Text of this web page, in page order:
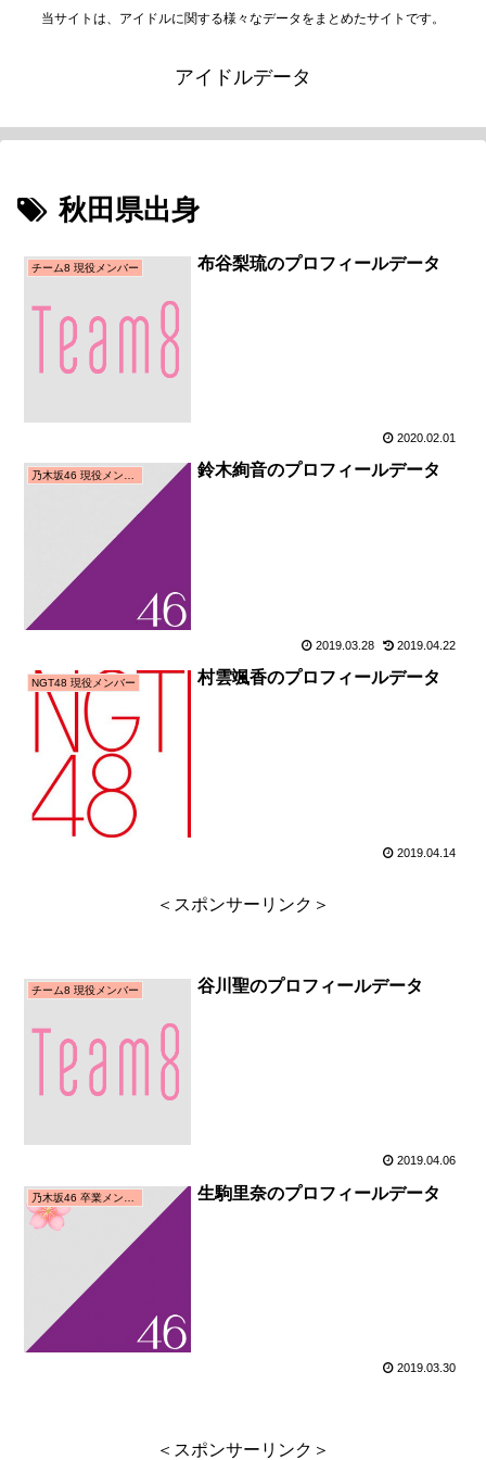
当サイトは、アイドルに関する様々なデータをまとめたサイトです。
アイドルデータ
秋田県出身
チーム8 現役メンバー 布谷梨琉のプロフィールデータ
2020.02.01
鈴木絢音のプロフィールデータ
2019.03.28 2019.04.22
NGT48 現役メンバー 村雲颯香のプロフィールデータ
2019.04.14
＜スポンサーリンク＞
チーム8 現役メンバー 谷川聖のプロフィールデータ
2019.04.06
生駒里奈のプロフィールデータ
2019.03.30
＜スポンサーリンク＞